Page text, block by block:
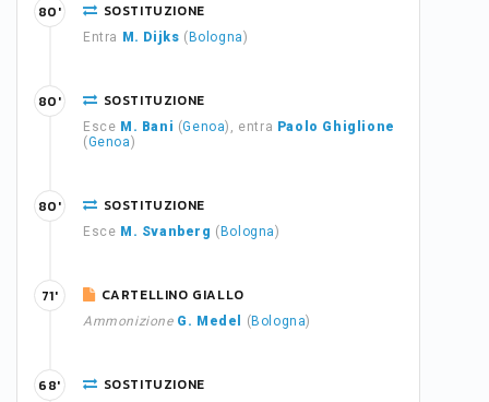
SOSTITUZIONE
Entra M. Dijks ( Bologna)
80'
SOSTITUZIONE
Esce M. Bani (Genoa), entra Paolo Ghiglione
(Genoa)
80'
SOSTITUZIONE
Esce M. Svanberg ( Bologna)
80'
CARTELLINO GIALLO
Ammonizione G. Medel ( Bologna)
71'
SOSTITUZIONE
68'